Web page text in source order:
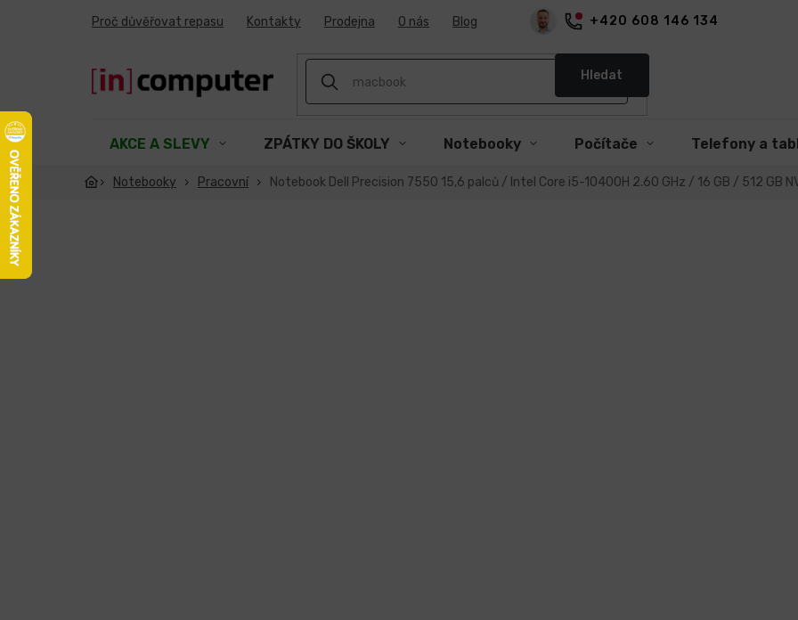
+420 608 146 134
Proč důvěřovat repasu Kontakty Prodejna O nás Blog
Hledat
AKCE A SLEVY ZPÁTKY DO ŠKOLY Notebooky Počítače Telefony a
Notebooky Pracovní Notebook Dell Precision 7550 15,6 palců / Intel Core i5-10400H 2.60 GHz / 16 GB / 512 GB